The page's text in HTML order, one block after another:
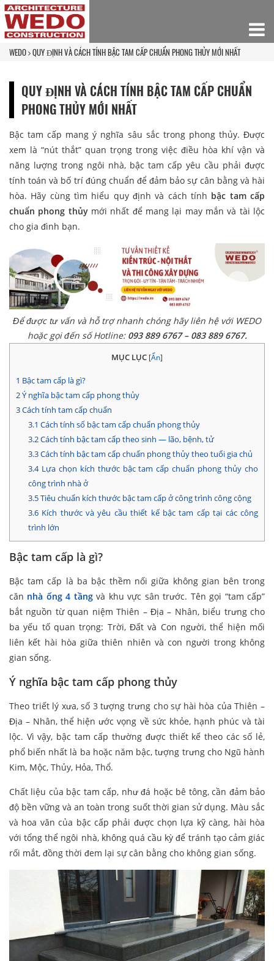
WEDO QUY ĐỊNH VÀ CÁCH TÍNH BẬC TAM CẤP CHUẨN PHONG THỦY MỚI NHẤT
QUY ĐỊNH VÀ CÁCH TÍNH BẬC TAM CẤP CHUẨN
PHONG THỦY MỚI NHẤT
Bậc tam cấp mang ý nghĩa sâu sắc trong phong thủy. Được
xem là “nút thắt” quan trọng trong việc điều hòa khí vận và
năng lượng trong ngôi nhà, bậc tam cấp yêu cầu phải được
tính toán và bố trí đúng chuẩn để đảm bảo sự cân bằng và hài
hòa. Hãy cùng tìm hiểu quy định và cách tính bậc tam cấp
chuẩn phong thủymới nhất để mang lại may mắn và tài lộc
cho gia đình bạn.
Để được tư vấn và hỗ trợ nhanh chóng hãy liên hệ với WEDO
hoặc gọi đến số Hotline: 093 889 6767 – 083 889 6767.
MỤC LỤC [Ẩn]
1 Bậc tam cấp là gì?
2Ý nghĩa bậc tam cấp phong thủy
3Cách tính tam cấp chuẩn
3.1 Cách tính số bậc tam cấp chuẩn phong thủy
3.2Cách tính bậc tam cấp theo sinh — lão, bệnh, tử
3.3Cách tính bậc tam cấp chuẩn phong thủy theo tuổi gia chủ
3.4Lựa chọn kích thước bậc tam cấp chuẩn phong thủy cho
công trình nhà ở
3.5Tiêu chuẩn kích thước bậc tam cấp ở công trình công cộng
3.6Kích thước và yêu cầu thiết kế bậc tam cấp tại các công
trình lớn
Bậc tam cấp là gì?
Bậc tam cấp là ba bậc thềm nối giữa không gian bên trong
căn nhà ống 4 tầng và khu vực sân trước. Tên gọi “tam cấp”
bắt nguồn từ quan niệm Thiên – Địa – Nhân, biểu trưng cho
ba yếu tố quan trọng: Trời, Đất và Con người, thể hiện mối
liên kết hài hòa giữa thiên nhiên và con người trong không
gian sống.
Ý nghĩa bậc tam cấp phong thủy
Theo triết lý xưa, số 3 tượng trưng cho sự hài hòa của Thiên –
Địa – Nhân, thể hiện ước vọng về sức khỏe, hạnh phúc và tài
lộc. Vì vậy, bậc tam cấp thường được thiết kế theo các số lẻ,
phổ biến nhất là ba hoặc năm bậc, tượng trưng cho Ngũ hành
Kim, Mộc, Thủy, Hỏa, Thổ.
Chất liệu của bậc tam cấp, như đá hoặc bê tông, cần đảm bảo
độ bền vững và an toàn trong suốt thời gian sử dụng. Màu sắc
và hoa văn của bậc cấp phải được chọn lựa kỹ càng, hài hòa
với tổng thể ngôi nhà, không quá cầu kỳ để tránh tạo cảm giác
rối mắt, đồng thời đem lại sự cân bằng cho không gian sống.